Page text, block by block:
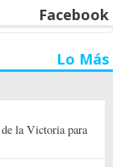
Facebook
Lo Más
la Victoria para